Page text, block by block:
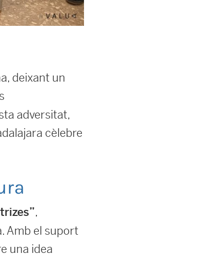
deixant un
adversitat,
cèlebre
,
Amb el suport
una idea